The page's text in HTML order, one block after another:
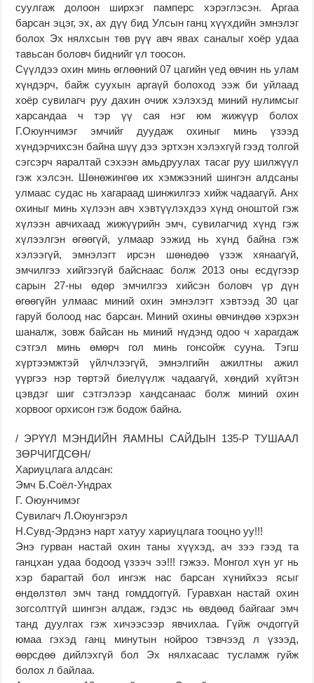
суулгаж долоон ширхэг памперс хэрэглэсэн. Аргаа
барсан эцэг, эх, ах дүү бид Улсын ганц хүүхдийн эмнэлэг
болох Эх нялхсын төв рүү авч явах саналыг хоёр удаа
тавьсан боловч биднийг үл тоосон.
Сүүлдээ охин минь өглөөний 07 цагийн үед өвчин нь улам
хүндэрч, байж суухын аргаүй болоход ээж би уйлаад
хоёр сувилагч руу дахин очиж хэлэхэд миний нулимсыг
харсандаа ч тэр үү сая нэг юм жижүүр болох
Г.Оюунчимэг эмчийг дуудаж охиныг минь үзээд
хүндэрчихсэн байна шүү дээ эртхэн хэлэхгүй гээд толгой
сэгсэрч яаралтай сэхээн амьдруулах тасаг руу шилжүүл
гэж хэлсэн. Шөнөжингөө их хэмжээний шингэн алдсаны
улмаас судас нь хагараад шинжилгээ хийж чадаагүй. Анх
охиныг минь хүлээн авч хэвтүүлэхдээ хүнд оноштой гэж
хүлээн авчихаад жижүүрийн эмч, сувилагчид хүнд гэж
хүлээлгэн өгөөгүй, улмаар ээжид нь хүнд байна гэж
хэлээгүй, эмнэлэгт ирсэн шөнөдөө үзэж хянаагүй,
эмчилгээ хийгээгүй байснаас болж 2013 оны есдүгээр
сарын 27-ны өдөр эмчилгээ хийсэн боловч үр дүн
өгөөгүйн улмаас миний охин эмнэлэгт хэвтээд 30 цаг
гаруй болоод нас барсан. Миний охины өвчиндөө хэрхэн
шаналж, зовж байсан нь миний нүдэнд одоо ч харагдаж
сэтгэл минь өмөрч гол минь гонсойж сууна. Тэгш
хүртээмжтэй үйлчлээгүй, эмнэлгийн ажилтны ажил
үүргээ нэр төртэй биелүүлж чадаагүй, хөндий хүйтэн
цэвдэг шиг сэтгэлээр хандсанаас болж миний охин
хорвоог орхисон гэж бодож байна.
/ ЭРҮҮЛ МЭНДИЙН ЯАМНЫ САЙДЫН 135-Р ТУШААЛ
ЗӨРЧИГДСӨН/
Хариуцлага алдсан:
Эмч Б.Соёл-Ундрах
Г. Оюунчимэг
Сувилагч Л.Оюунгэрэл
Н.Сувд-Эрдэнэ нарт хатуу хариуцлага тооцно уу!!!
Энэ гурван настай охин таны хүүхэд, ач зээ гээд та
ганцхан удаа бодоод үзээч ээ!!! гэжээ. Монгол хүн уг нь
хэр барагтай бол ингэж нас барсан хүнийхээ ясыг
өндөлзтөл эмч танд гомддоггүй. Гуравхан настай охин
зогсолтгүй шингэн алдаж, гэдэс нь өвдөөд байгааг эмч
танд дуулгах гэж хичээсээр явчихлаа. Гүйж очдоггүй
юмаа гэхэд ганц минутын нойроо тэвчээд л үзээд,
өөрсдөө дийлэхгүй бол Эх нялхасаас тусламж гуйж
болох л байлаа.